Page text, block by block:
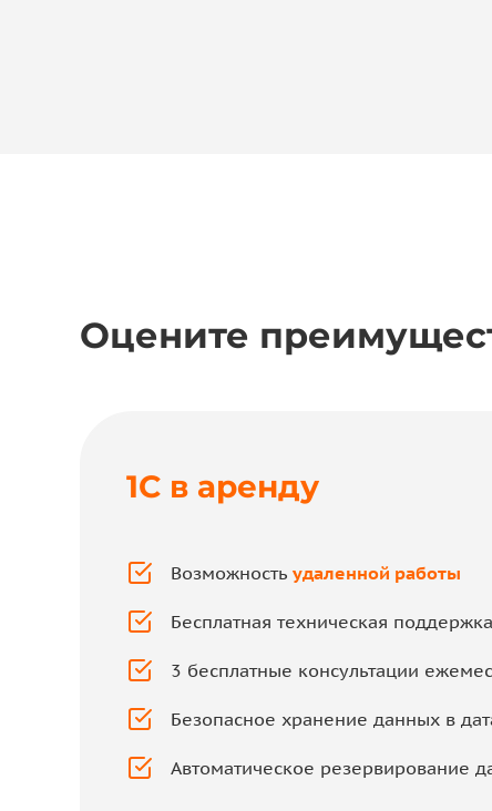
Оцените
1C в аренду
Возможность удаленной работы
Бесплатная техническая
3 бесплатные консультации
Безопасное хранение данных в
Автоматическое резервирование